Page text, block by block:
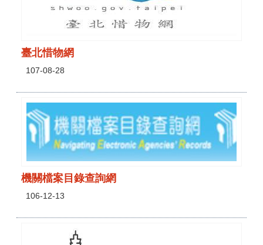
臺北惜物網
107-08-28
機關檔案目錄查詢網
106-12-13